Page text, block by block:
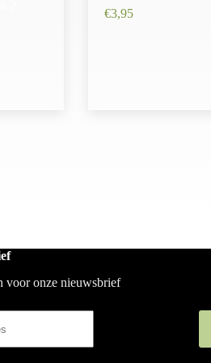
€3,95
voor onze nieuwsbrief